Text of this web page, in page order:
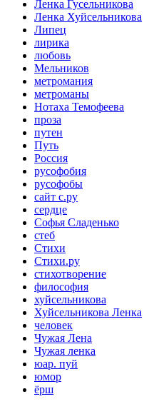
Ленка Гусельникова
Ленка Хуйсельникова
Липец
лирика
любовь
Мельников
метромания
метроманы
Нотаха Темофеева
проза
путен
Путь
Россия
русофобия
русофобы
сайт с.ру
сердце
Софья Сладенько
стеб
Стихи
Стихи.ру
стихотворение
философия
хуйсельникова
Хуйсельникова Ленка
человек
Чужая Лена
Чужая ленка
юар. пуй
юмор
ёрш